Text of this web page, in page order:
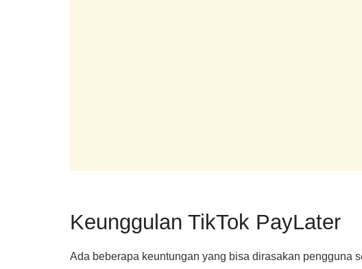
Keunggulan TikTok PayLater
Ada beberapa keuntungan yang bisa dirasakan pengguna